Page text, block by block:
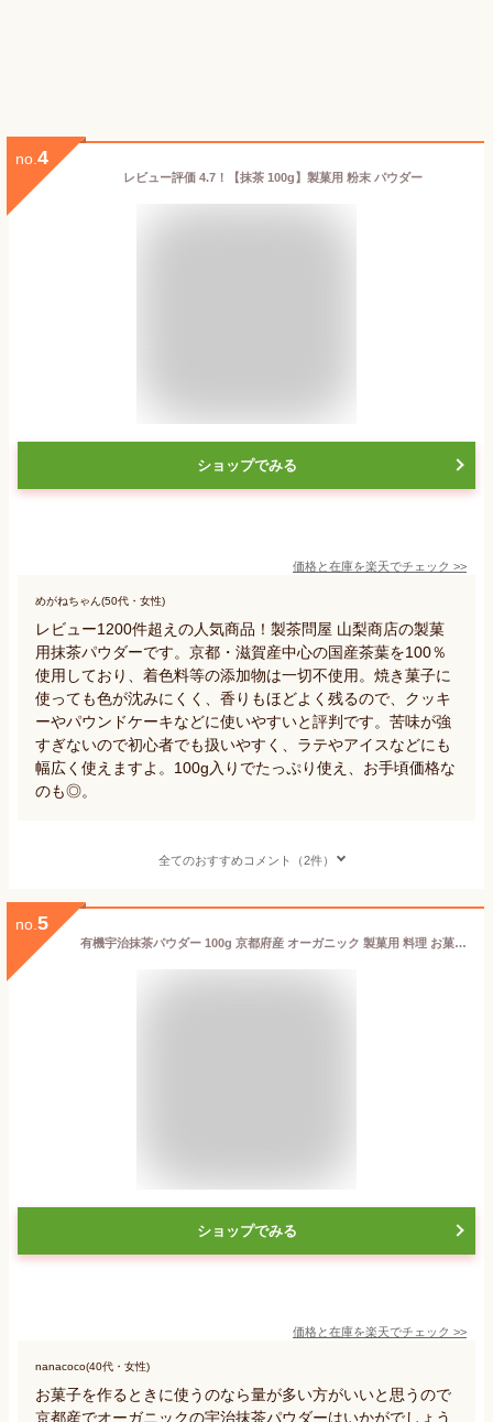
no. 4
レビュー評価 4.7！【抹茶 100g】製菓用 粉末 パウダー
ショップでみる
価格と在庫を楽天でチェック >>
めがねちゃん(50代・女性)
レビュー1200件超えの人気商品！製茶問屋 山梨商店の製菓
用抹茶パウダーです。京都・滋賀産中心の国産茶葉を100％
使用しており、着色料等の添加物は一切不使用。焼き菓子に
使っても色が沈みにくく、香りもほどよく残るので、クッキ
ーやパウンドケーキなどに使いやすいと評判です。苦味が強
すぎないので初心者でも扱いやすく、ラテやアイスなどにも
幅広く使えますよ。100g入りでたっぷり使え、お手頃価格な
のも◎。
全てのおすすめコメント（2件）
no. 5
有機宇治抹茶パウダー 100g 京都府産 オーガニック 製菓用 料理 お菓子作り お稽古用 抹茶ラテ 業務用 JAS 送料無料
ショップでみる
価格と在庫を楽天でチェック >>
nanacoco(40代・女性)
お菓子を作るときに使うのなら量が多い方がいいと思うので
京都産でオーガニックの宇治抹茶パウダーはいかがでしょう